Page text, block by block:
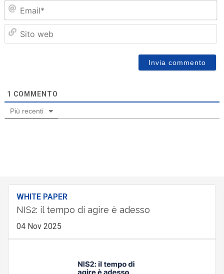
1 COMMENTO
Più recenti
WHITE PAPER
NIS2: il tempo di agire è adesso
04 Nov 2025